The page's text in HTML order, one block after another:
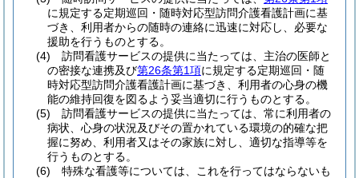
に規定する定期巡回・随時対応型訪問介護看護計画に基
づき、利用者からの随時の連絡に迅速に対応し、必要な
援助を行うものとする。
(4)
訪問看護サービスの提供に当たっては、主治の医師と
の密接な連携及び第26条第1項に規定する定期巡回・随
時対応型訪問介護看護計画に基づき、利用者の心身の機
能の維持回復を図るよう妥当適切に行うものとする。
(5)
訪問看護サービスの提供に当たっては、常に利用者の
病状、心身の状況及びその置かれている環境の的確な把
握に努め、利用者又はその家族に対し、適切な指導等を
行うものとする。
(6)
特殊な看護等については、これを行ってはならないも